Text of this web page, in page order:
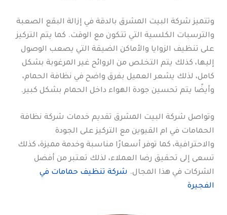
وتتميز شركة البيت المشرق بالدقة في إزالة البقع الصعبة
والترسبات الكلسية التي تتكون مع الوقت. كما يتم التركيز
على تنظيف الزوايا والأماكن الضيقة التي يصعب الوصول
إليها، كذلك يتم التخلص من الروائح غير المرغوبة بشكل
كامل، لذلك يشعر العميل بفرق واضح في نظافة الحمام،
وأيضًا يتم تحسين جودة الهواء داخل الحمام بشكل كبير.
وتواصل شركة البيت المشرق تقديم خدمات شركة نظافة
الحمامات في ام القيوين مع التركيز على الجودة
والاحترافية، كما توفر أسعارًا مناسبة وخدمة مميزة، كذلك
تسعى إلى تحقيق رضا العملاء، لذلك تعتبر من أفضل
الشركات في هذا المجال. شركة تنظيف حمامات في
الفجيرة